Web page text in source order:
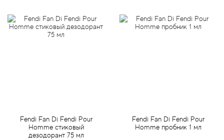
Fendi Fan Di Fendi Pour
Homme стиковый
дезодорант 75 мл
Fendi Fan Di Fendi Pour
Homme пробник 1 мл
Au Pays de la Fleur d’Oranger
Baldessarini